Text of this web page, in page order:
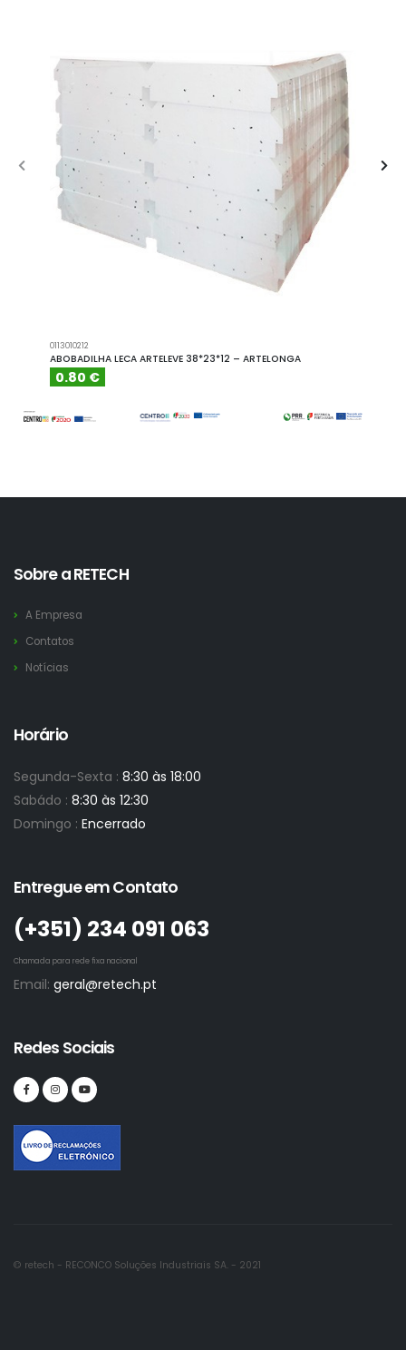
0113010212
ABOBADILHA LECA ARTELEVE 38*23*12 – ARTELONGA
0.80 €
Sobre a RETECH
A Empresa
Contatos
Notícias
Horário
Segunda-Sexta : 8:30 às 18:00
Sabádo : 8:30 às 12:30
Domingo : Encerrado
Entregue em Contato
(+351)­ 234 091 063
Chamada para rede fixa nacional
Email: geral@retech.pt
Redes Sociais
© retech - RECONCO Soluções Industriais SA. - 2021